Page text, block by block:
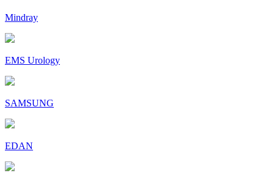
Mindray
EMS Urology
SAMSUNG
EDAN